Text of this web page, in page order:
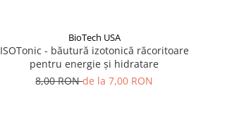
BioTech USA
ISOTonic - băutură izotonică răcoritoare
pentru energie și hidratare
8,00 RONde la 7,00 RON